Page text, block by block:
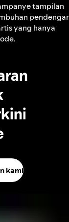
tampilan
pendengar
yang hanya
kami